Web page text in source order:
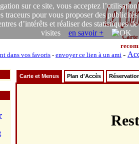
sur ce site, vous acceptez l’utilisation
traceurs pour vous proposer des publicités
d’intérêts et réaliser des statistiques de
visites en savoir +
Carte
dans vos favoris - envoyer ce lien à un ami -
Carte et Menus Plan d'Accès